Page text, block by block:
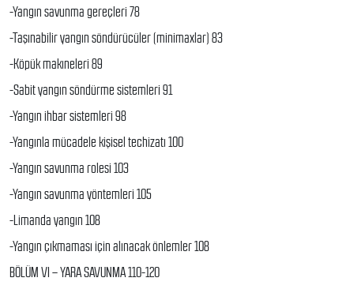
-Yangın savunma gereçleri 78
-Taşınabilir yangın söndürücüler (minimaxlar) 83
-Köpük makıneleri 89
-Sabit yangın söndürme sistemleri 91
-Yangın ihbar sistemleri 98
-Yangınla mücadele kişisel techizatı 100
-Yangın savunma rolesi 103
-Yangın savunma yöntemleri 105
-Limanda yangın 108
-Yangın çıkmaması için alınacak önlemler 108
BÖLÜM VI – YARA SAVUNMA 110-120